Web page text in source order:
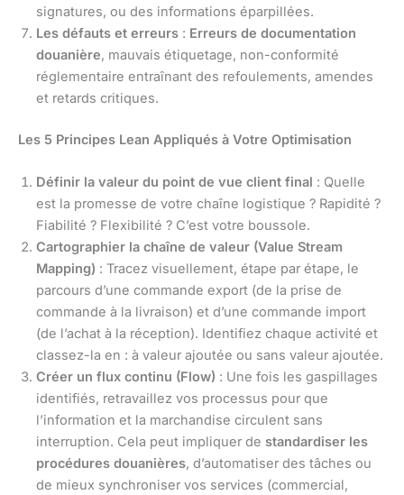
signatures, ou des informations éparpillées.
Les défauts et erreurs : Erreurs de documentation
douanière, mauvais étiquetage, non-conformité
réglementaire entraînant des refoulements, amendes
et retards critiques.
Les 5 Principes Lean Appliqués à Votre Optimisation
Définir la valeur du point de vue client final : Quelle
est la promesse de votre chaîne logistique ? Rapidité ?
Fiabilité ? Flexibilité ? C’est votre boussole.
Cartographier la chaîne de valeur (Value Stream
Mapping) : Tracez visuellement, étape par étape, le
parcours d’une commande export (de la prise de
commande à la livraison) et d’une commande import
(de l’achat à la réception). Identifiez chaque activité et
classez-la en : à valeur ajoutée ou sans valeur ajoutée.
Créer un flux continu (Flow) : Une fois les gaspillages
identifiés, retravaillez vos processus pour que
l’information et la marchandise circulent sans
interruption. Cela peut impliquer de standardiser les
procédures douanières, d’automatiser des tâches ou
de mieux synchroniser vos services (commercial,